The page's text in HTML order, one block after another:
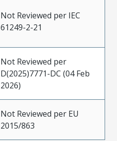
Not Reviewed per IEC
61249-2-21
Not Reviewed per
D(2025)7771-DC (04 Feb
2026)
Not Reviewed per EU
2015/863